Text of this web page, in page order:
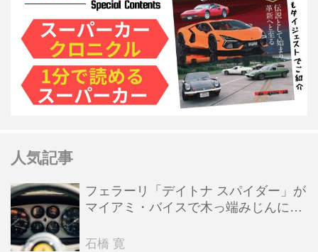
人気記事
フェラーリ「デイトナ スパイダー」が
マイアミ・バイスで木っ端みじんにな
石橋 寛